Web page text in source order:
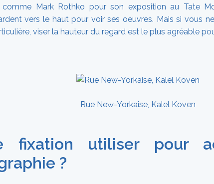
comme Mark Rothko pour son exposition au Tate
vers le haut pour voir ses oeuvres. Mais si vous
viser la hauteur du regard est le plus agréable
Rue New-Yorkaise, Kalel Koven
fixation utiliser pour
?